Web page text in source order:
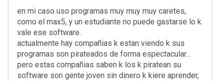
en mi caso uso programas muy muy muy caretes,
como el max5, y un estudiante no puede gastarse lo k
vale ese software.
actualmente hay compañias k estan viendo k sus
programas son pirateados de forma espectacular...
pero estas compañias saben k los k piratean su
software son gente joven sin dinero k kiere aprender,